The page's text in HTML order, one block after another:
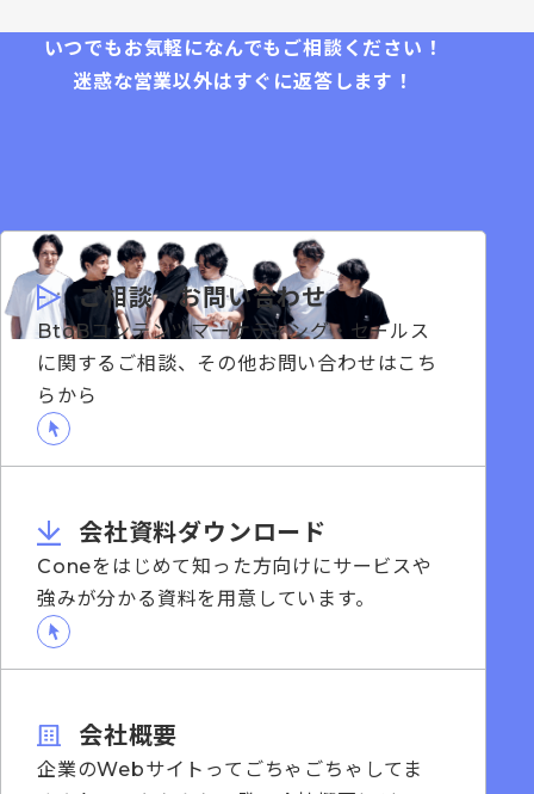
いつでもお気軽になんでもご相談ください！
迷惑な営業以外はすぐに返答します！
ご相談・お問い合わせ
BtoBコンテンツマーケティング・セールス
に関するご相談、その他お問い合わせはこち
らから
会社資料ダウンロード
Coneをはじめて知った方向けにサービスや
強みが分かる資料を用意しています。
会社概要
企業のWebサイトってごちゃごちゃしてま